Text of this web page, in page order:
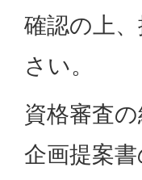
確認の上
さい。
資格審査
企画提案